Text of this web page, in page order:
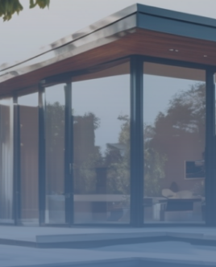
14 novembre 2025